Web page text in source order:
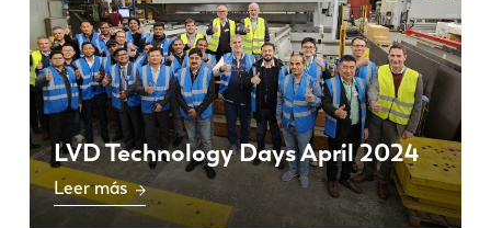
LVD Technology Days April 2024
Leer más